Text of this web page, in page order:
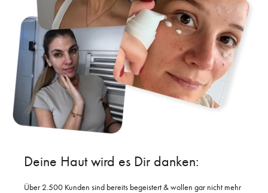
Deine Hautwird es Dir danken:
Über 2.500 Kunden sind bereits begeistert & wollen gar nicht mehr